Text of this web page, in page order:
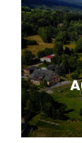
přírody